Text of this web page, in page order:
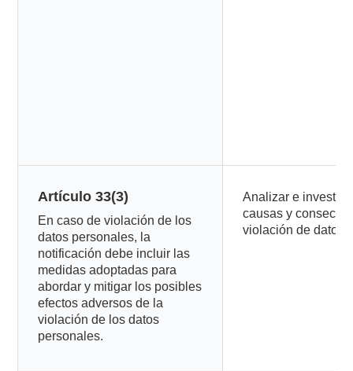
Artículo 33(3)
En caso de violación de los
datos personales, la
notificación debe incluir las
medidas adoptadas para
abordar y mitigar los posibles
efectos adversos de la
violación de los datos
personales.
Analizar e
causas y
violación de datos.